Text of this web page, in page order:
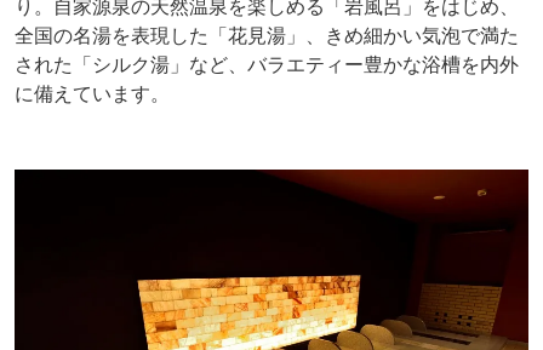
全国の名湯を表現した「花見湯」、きめ細かい気泡で満た
された「シルク湯」など、バラエティー豊かな浴槽を内外
に備えています。